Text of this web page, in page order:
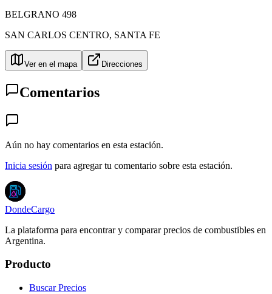
BELGRANO 498
SAN CARLOS CENTRO, SANTA FE
Ver en el mapa Direcciones
Comentarios
Aún no hay comentarios en esta estación.
Inicia sesión para agregar tu comentario sobre esta estación.
DondeCargo
La plataforma para encontrar y comparar precios de combustibles en
Argentina.
Producto
Buscar Precios